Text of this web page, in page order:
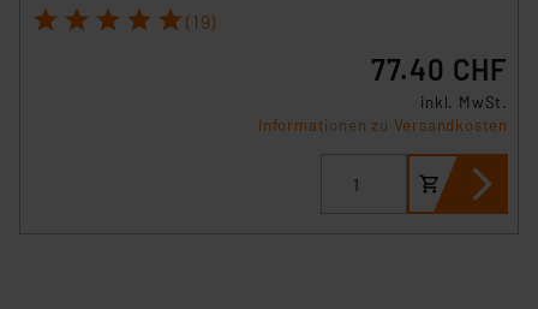
1 2 3 4 5 (19)
77.40 CHF
inkl. MwSt.
Informationen zu Versandkosten